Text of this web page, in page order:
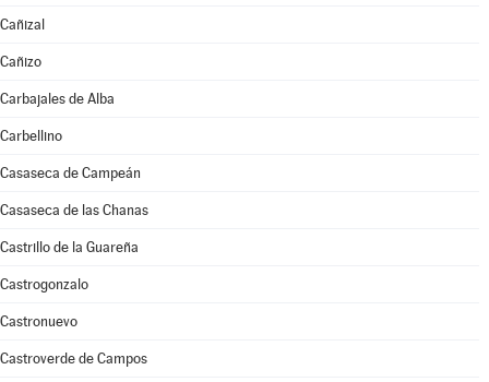
Cañizal
Cañizo
Carbajales de Alba
Carbellino
Casaseca de Campeán
Casaseca de las Chanas
Castrillo de la Guareña
Castrogonzalo
Castronuevo
Castroverde de Campos